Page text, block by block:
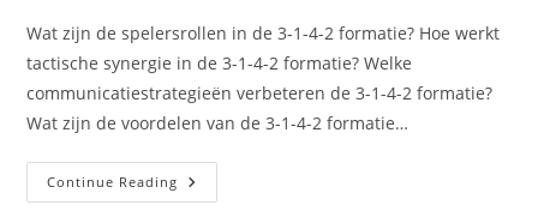
Wat zijn de spelersrollen in de 3-1-4-2 formatie? Hoe werkt
tactische synergie in de 3-1-4-2 formatie? Welke
communicatiestrategieën verbeteren de 3-1-4-2 formatie?
Wat zijn de voordelen van de 3-1-4-2 formatie…
Continue Reading 3-
1-